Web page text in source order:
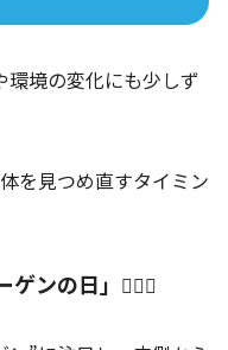
境の変化にも少しず
を見つめ直すタイミン
ゲンの日」 💆‍♀️✨